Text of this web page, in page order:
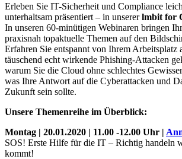
Erleben Sie IT-Sicherheit und Compliance
unterhaltsam präsentiert – in unsererlmbit for
In unseren 60-minütigen Webinaren bringen
praxisnah topaktuelle Themen auf den
Erfahren Sie entspannt von Ihrem Arbeitsplatz
täuschend echt wirkende Phishing-Attacken
warum Sie die Cloud ohne schlechtes
was Ihre Antwort auf die Cyberattacken und
Zukunft sein sollte.
Unsere Themenreihe im Überblick:
Montag | 20.01.2020 | 11.00 -12.00 Uhr |
SOS! Erste Hilfe für die IT – Richtig handeln
kommt!